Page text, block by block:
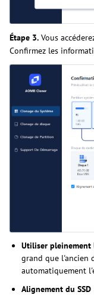
Étape 3. Vous
Confirmez les
Utiliser pleinement
grand que l'ancien
automatiquement
Alignement du SSD